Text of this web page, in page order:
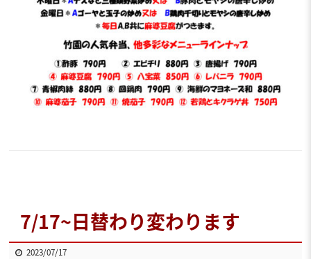
7/17~日替わり変わります
2023/07/17